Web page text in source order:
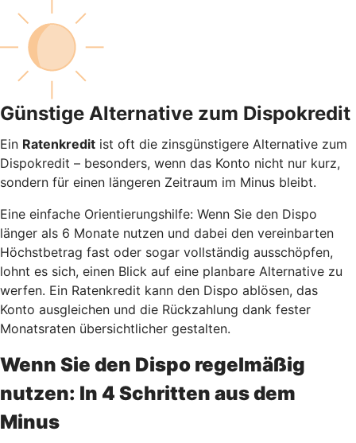
Günstige Alternative zum Dispokredit
Ein Ratenkredit ist oft die zinsgünstigere Alternative zum
Dispokredit – besonders, wenn das Konto nicht nur kurz,
sondern für einen längeren Zeitraum im Minus bleibt.
Eine einfache Orientierungshilfe: Wenn Sie den Dispo
länger als 6 Monate nutzen und dabei den vereinbarten
Höchstbetrag fast oder sogar vollständig ausschöpfen,
lohnt es sich, einen Blick auf eine planbare Alternative zu
werfen. Ein Ratenkredit kann den Dispo ablösen, das
Konto ausgleichen und die Rückzahlung dank fester
Monatsraten übersichtlicher gestalten.
Wenn Sie den Dispo regelmäßig
nutzen: In 4 Schritten aus dem
Minus